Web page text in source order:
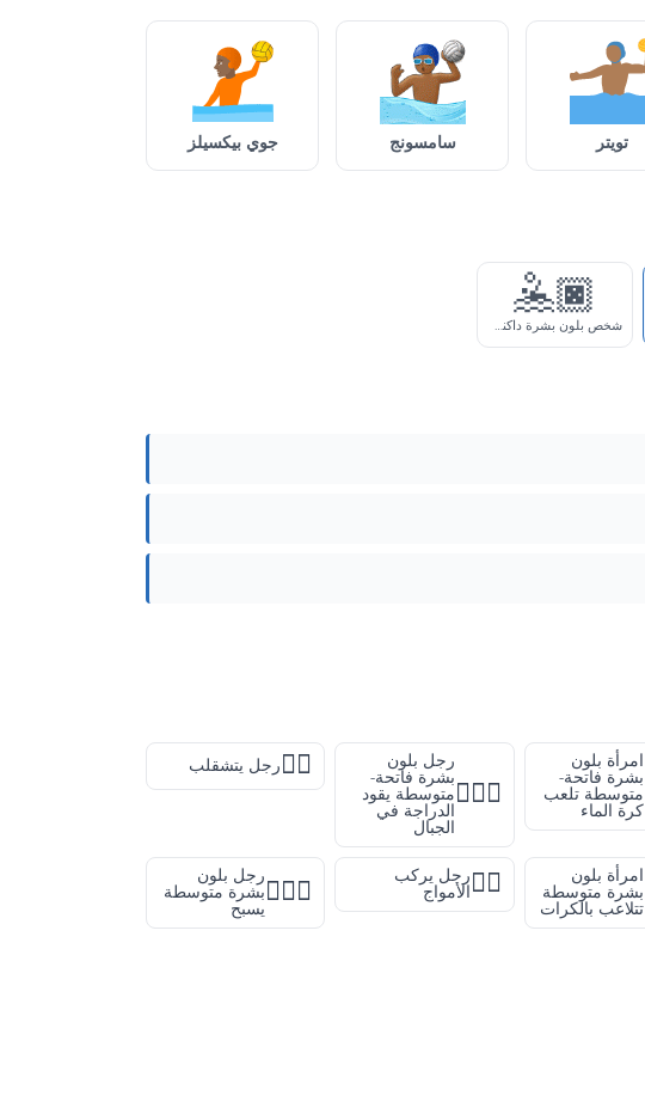
تويتر سامسونج جوي بيكسيلز
🤽🏿
شخص بلون بشرة داكنة يلعب كرة الماء
امرأة بلون
بشرة فاتحة-
متوسطة تلعب
كرة الماء
🚵🏼‍♂️
رجل بلون
بشرة فاتحة-
متوسطة يقود
الدراجة في
الجبال
🤸‍♂️رجل يتشقلب
امرأة بلون
بشرة متوسطة
تتلاعب بالكرات
🏄‍♂️رجل يركب
الأمواج
🏊🏽‍♂️
رجل بلون
بشرة متوسطة
يسبح